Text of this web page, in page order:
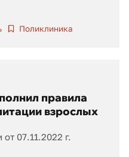
Поликлиника
правила
взрослых
07.11.2022 г.